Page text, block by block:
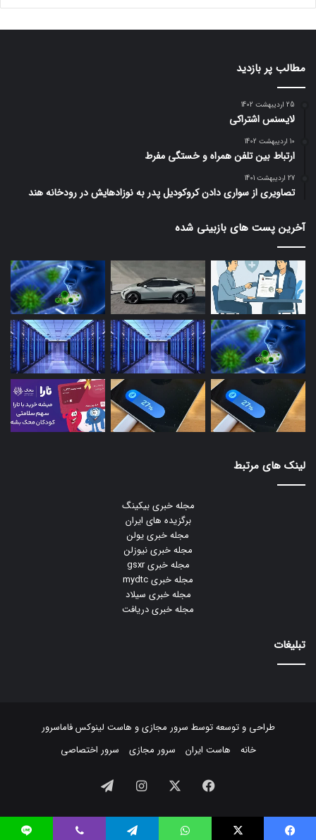
مطالب پر بازدید
25 اردیبهشت 1402
لایسنس اشتراکی
10 اردیبهشت 1402
ارتباط بین تلفن همراه و خستگی مفرط
27 اردیبهشت 1401
تصاویری از سواری دادن کروکودیل پدر به نوزادهایش در رودخانه هند
آخرین پست های بازبینی شده
لینک های مرتبط
مجله خبری بیکینگ
برگزیده های ایران
مجله خبری یولن
مجله خبری نیوزلن
مجله خبری gsxr
مجله خبری mydtc
مجله خبری سیلاد
مجله خبری دریافت
تبلیغات
طراحی و توسعه توسط سرور مجازیو هاست لینوکسفاماسرور
خانه
هاست ایران سرور مجازی سرور اختصاصی
فیسبوک ایکس اینستاگرام